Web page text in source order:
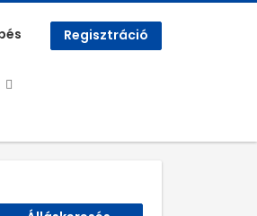
Regisztráció